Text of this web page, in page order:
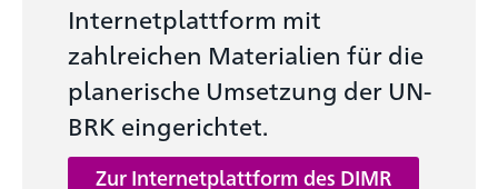
Internetplattform mit
zahlreichen Materialien für die
planerische Umsetzung der UN-
BRK eingerichtet.
Zur Internetplattform des DIMR